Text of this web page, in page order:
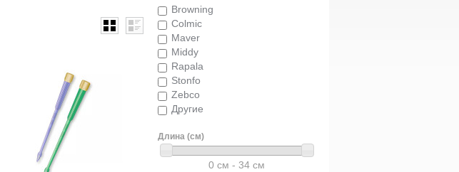
Browning
Colmic
Maver
Middy
Rapala
Stonfo
Zebco
Другие
Длина (см)
0 см - 34 см